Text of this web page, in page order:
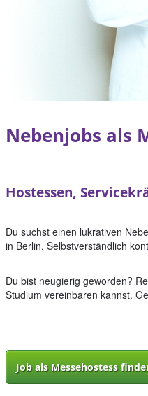
Nebenjobs als
Hostessen,
Du suchst einen lukrativen
in Berlin. Selbstverständlich
Du bist neugierig geworden?
Studium vereinbaren kannst.
Job als Messehostess